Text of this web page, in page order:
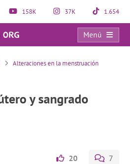
158K 37K 1.654
Menú
Miomas en el útero y sangrado abundante
Alteraciones en la menstruación
y sangrado
20 7